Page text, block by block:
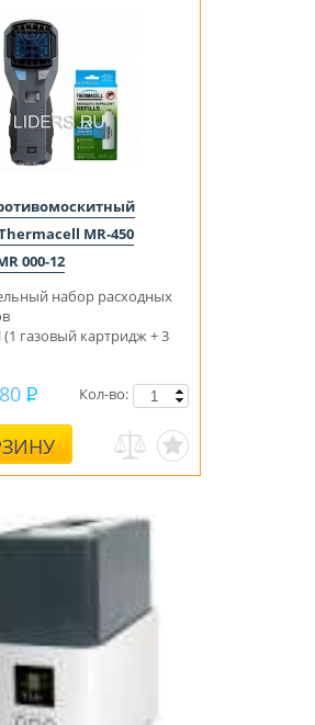
MR-450
000-12
набор расходных
(1 газовый картридж + 3
Кол-во: